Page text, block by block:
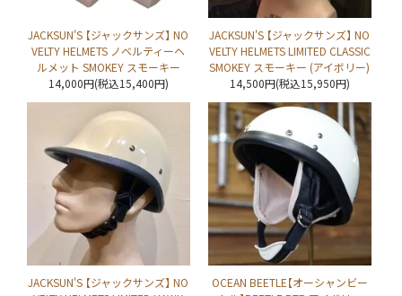
JACKSUN'S 【ジャックサンズ】 NO
VELTY HELMETS ノベルティーヘ
ルメット SMOKEY スモーキー
14,000円(税込15,400円)
JACKSUN'S 【ジャックサンズ】 NO
VELTY HELMETS LIMITED CLASSIC
SMOKEY スモーキー (アイボリー)
14,500円(税込15,950円)
JACKSUN'S 【ジャックサンズ】 NO
OCEAN BEETLE【オーシャンビー